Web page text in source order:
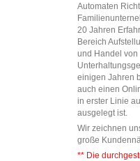
Automaten
20 Jahren
Bereich
und Handel von
einigen Jahren
auch einen
in erster Linie
ausgelegt ist.
Wir zeichnen
große
** Die